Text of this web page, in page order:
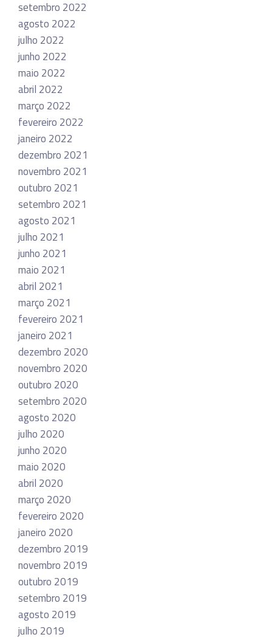
setembro 2022
agosto 2022
julho 2022
junho 2022
maio 2022
abril 2022
março 2022
fevereiro 2022
janeiro 2022
dezembro 2021
novembro 2021
outubro 2021
setembro 2021
agosto 2021
julho 2021
junho 2021
maio 2021
abril 2021
março 2021
fevereiro 2021
janeiro 2021
dezembro 2020
novembro 2020
outubro 2020
setembro 2020
agosto 2020
julho 2020
junho 2020
maio 2020
abril 2020
março 2020
fevereiro 2020
janeiro 2020
dezembro 2019
novembro 2019
outubro 2019
setembro 2019
agosto 2019
julho 2019